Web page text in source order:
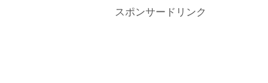
スポンサードリンク